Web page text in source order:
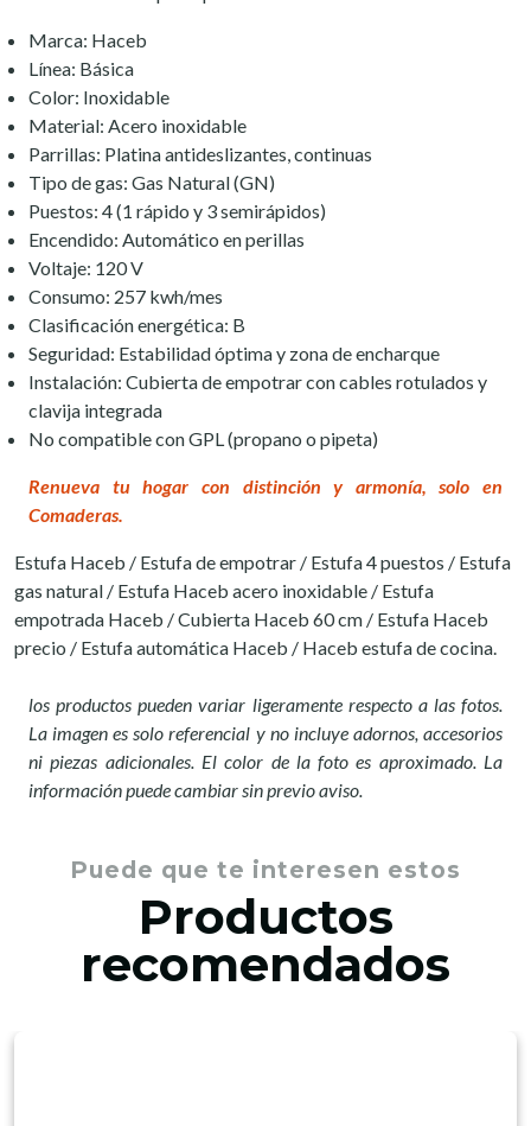
Marca: Haceb
Línea: Básica
Color: Inoxidable
Material: Acero inoxidable
Parrillas: Platina antideslizantes, continuas
Tipo de gas: Gas Natural (GN)
Puestos: 4 (1 rápido y 3 semirápidos)
Encendido: Automático en perillas
Voltaje: 120 V
Consumo: 257 kwh/mes
Clasificación energética: B
Seguridad: Estabilidad óptima y zona de encharque
Instalación: Cubierta de empotrar con cables rotulados y
clavija integrada
No compatible con GPL (propano o pipeta)
Renueva tu hogar con distinción y armonía, solo en
Comaderas.
Estufa Haceb / Estufa de empotrar / Estufa 4 puestos / Estufa
gas natural / Estufa Haceb acero inoxidable / Estufa
empotrada Haceb / Cubierta Haceb 60 cm / Estufa Haceb
precio / Estufa automática Haceb / Haceb estufa de cocina.
los productos pueden variar ligeramente respecto a las fotos.
La imagen es solo referencial y no incluye adornos, accesorios
ni piezas adicionales. El color de la foto es aproximado. La
información puede cambiar sin previo aviso.
Puede que te interesen estos
Productos
recomendados